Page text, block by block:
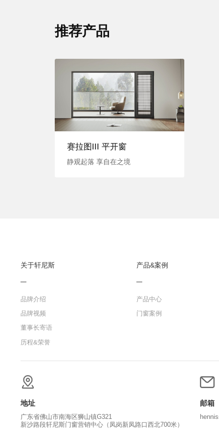
推荐产品
赛拉图III 平开窗
静观起落 享自在之境
关于轩尼斯
品牌介绍
品牌视频
董事长寄语
历程&荣誉
产品&案例
产品中心
门窗案例
地址
广东省佛山市南海区狮山镇G321
新沙路段轩尼斯门窗营销中心（凤岗新凤路口西北700米）
邮箱